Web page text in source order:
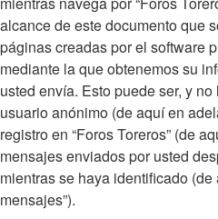
alcance de este documento que
páginas creadas por el software
mediante la que obtenemos su
usted envía. Esto puede ser, y
usuario anónimo (de aquí en
registro en “Foros Toreros” (de
mensajes enviados por usted
mientras se haya identificado (de
mensajes”).